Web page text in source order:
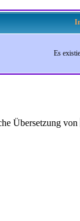
Es
Übersetzung von